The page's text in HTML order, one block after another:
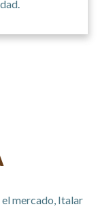
el mercado, Italar